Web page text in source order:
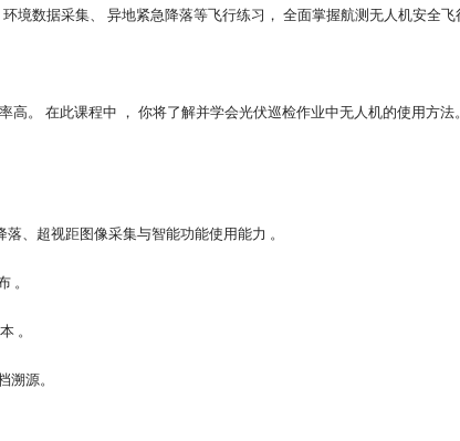
数据采集、 异地紧急降落等飞行练习， 全面掌握航测无人机安全飞
高。 在此课程中 ， 你将了解并学会光伏巡检作业中无人机的使用方
、超视距图像采集与智能功能使用能力 。
。
。
源。